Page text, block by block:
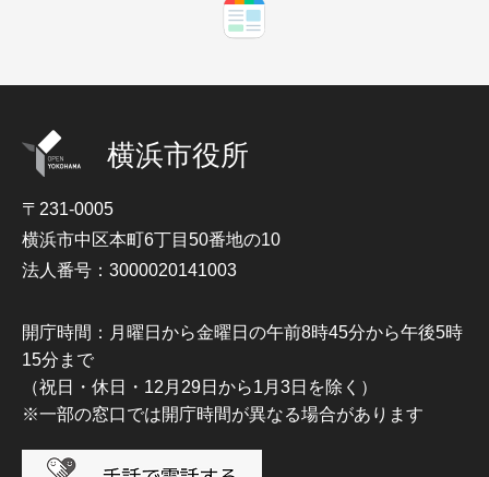
横浜市役所
〒231-0005
横浜市中区本町6丁目50番地の10
法人番号：3000020141003
開庁時間：月曜日から金曜日の午前8時45分から午後5時
15分まで
（祝日・休日・12月29日から1月3日を除く）
※一部の窓口では開庁時間が異なる場合があります